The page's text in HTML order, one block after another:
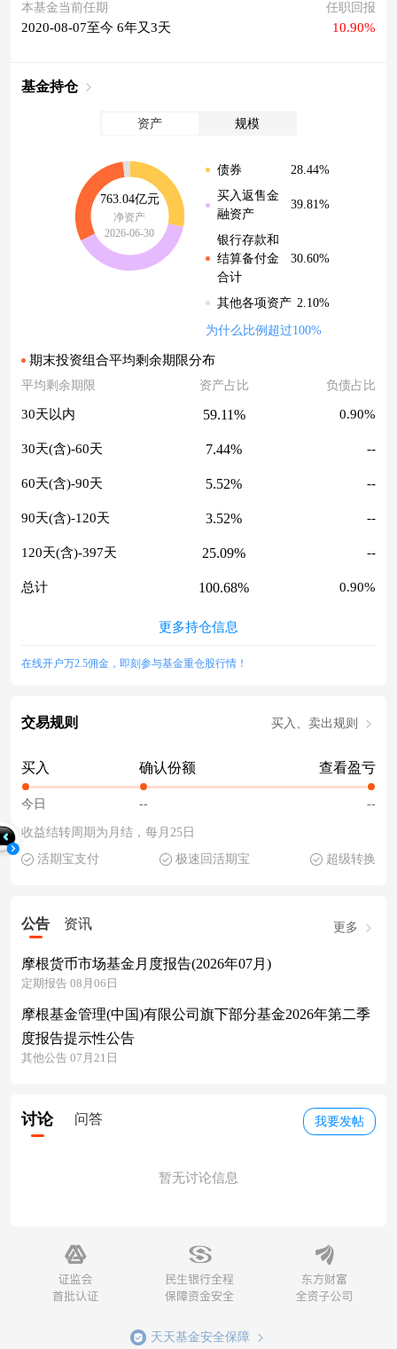
本基金当前任期
2020-08-07至今 6年又3天
任职回报
10.90%
基金持仓
资产 规模
763.04亿元
净资产
2026-06-30
债券
28.44%
买入返售金
融资产
39.81%
银行存款和
结算备付金
合计
30.60%
其他各项资产 2.10%
为什么比例超过100%
期末投资组合平均剩余期限分布
平均剩余期限 资产占比 负债占比
30天以内 59.11% 0.90%
30天(含)-60天 7.44% --
60天(含)-90天 5.52% --
90天(含)-120天 3.52% --
120天(含)-397天 25.09% --
总计 100.68% 0.90%
更多持仓信息
在线开户万2.5佣金，即刻参与基金重仓股行情！
交易规则 买入、卖出规则
买入
今日
确认份额
--
查看盈亏
--
收益结转周期为月结，每月25日
活期宝支付
极速回活期宝 超级转换
公告 资讯 更多
摩根货币市场基金月度报告(2026年07月)
定期报告 08月06日
摩根基金管理(中国)有限公司旗下部分基金2026年第二季
度报告提示性公告
其他公告 07月21日
我要发帖
讨论 问答
暂无讨论信息
天天基金安全保障